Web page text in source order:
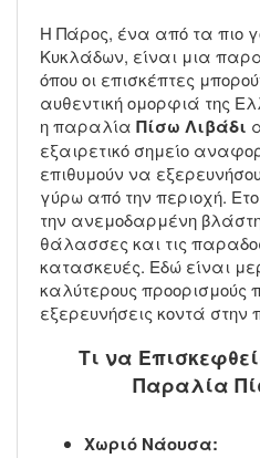
Η Πάρος, ένα από τα πιο
Κυκλάδων, είναι μια
όπου οι επισκέπτες
αυθεντική ομορφιά της
η παραλία Πίσω Λιβάδι
εξαιρετικό σημείο
επιθυμούν να
γύρω από την περιοχή.
την ανεμοδαρμένη
θάλασσες και τις
κατασκευές. Εδώ είναι
καλύτερους προορισμούς
εξερευνήσεις κοντά
Τι να
Παραλία
Χωριό Νάουσα: